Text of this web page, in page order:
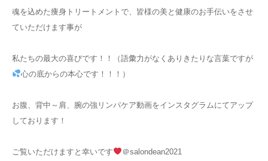
魂を込めた痩身トリートメントで、皆様の美と健康のお手伝いをさせ
ていただけます事が
私たちの最大の喜びです！！（語彙力がなくありきたりな言葉ですが
心の底からの本心です！！！）
お腹、背中～肩、腕の強リンパケア動画をインスタグラムにてアップ
しております！
ご覧いただけますと幸いです ＠salondean2021